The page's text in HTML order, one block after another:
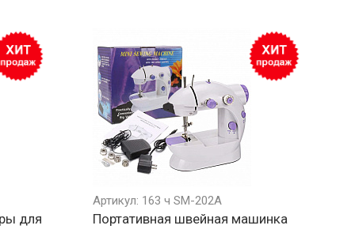
для
Артикул: 163 ч SM-202A
Портативная швейная машинка